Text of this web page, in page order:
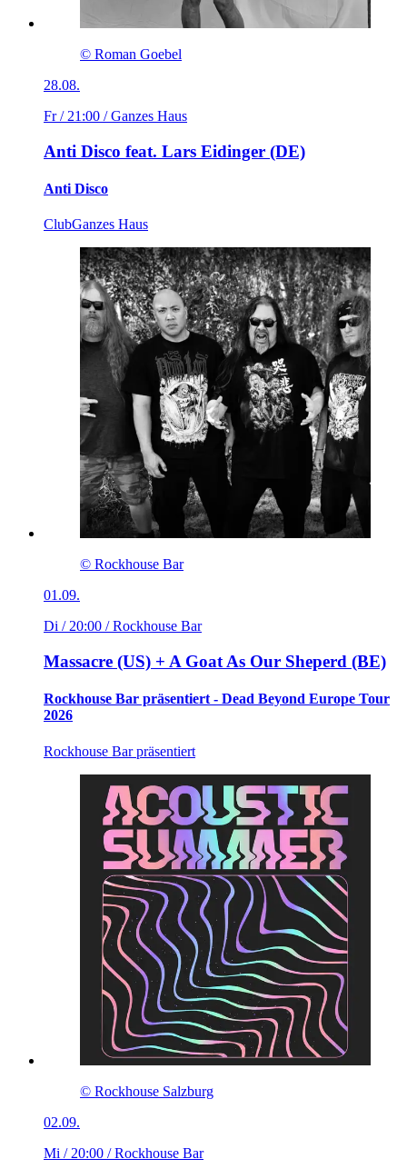
© Roman Goebel
28.08.
Fr / 21:00 / Ganzes Haus
Anti Disco feat. Lars Eidinger (DE)
Anti Disco
ClubGanzes Haus
© Rockhouse Bar
01.09.
Di / 20:00 / Rockhouse Bar
Massacre (US) + A Goat As Our Sheperd (BE)
Rockhouse Bar präsentiert - Dead Beyond Europe Tour
2026
Rockhouse Bar präsentiert
© Rockhouse Salzburg
02.09.
Mi / 20:00 / Rockhouse Bar